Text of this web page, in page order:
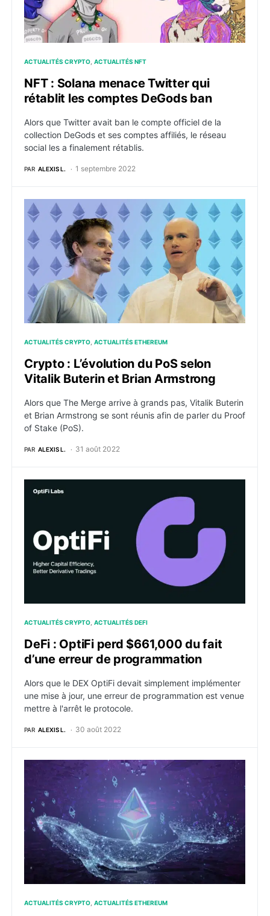
ACTUALITÉS CRYPTO ACTUALITÉS NFT
NFT : Solana menace Twitter qui
rétablit les comptes DeGods ban
Alors que Twitter avait ban le compte officiel de la
collection DeGods et ses comptes affiliés, le réseau
social les a finalement rétablis.
PAR ALEXIS L. 1 septembre 2022
Crypto : L’évolution du PoS selon Vitalik Buterin et
ACTUALITÉS CRYPTO ACTUALITÉS ETHEREUM
Crypto : L’évolution du PoS selon
Vitalik Buterin et Brian Armstrong
Alors que The Merge arrive à grands pas, Vitalik Buterin
et Brian Armstrong se sont réunis afin de parler du Proof
of Stake (PoS).
PAR ALEXIS L. 31 août 2022
DeFi : OptiFi perd $661,000 du fait d’une erreur de
ACTUALITÉS CRYPTO ACTUALITÉS DEFI
DeFi : OptiFi perd $661,000 du fait
d’une erreur de programmation
Alors que le DEX OptiFi devait simplement implémenter
une mise à jour, une erreur de programmation est venue
mettre à l'arrêt le protocole.
PAR ALEXIS L. 30 août 2022
Ethereum : L’arrivée de The Merge stimule les baleines
ACTUALITÉS CRYPTO ACTUALITÉS ETHEREUM